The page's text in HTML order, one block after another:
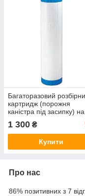
Багаторазовий
картридж (порожня
каністра під засипку) на
Big Вlue 20
1 300 ₴
Купити
Про нас
86% позитивних з 7